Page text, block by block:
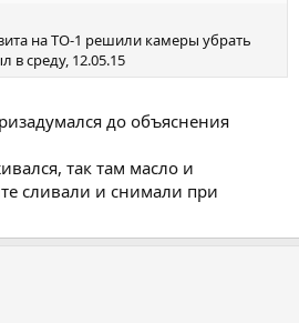
на ТО-1 решили камеры убрать
в среду, 12.05.15
до объяснения
так там масло и
сливали и снимали при